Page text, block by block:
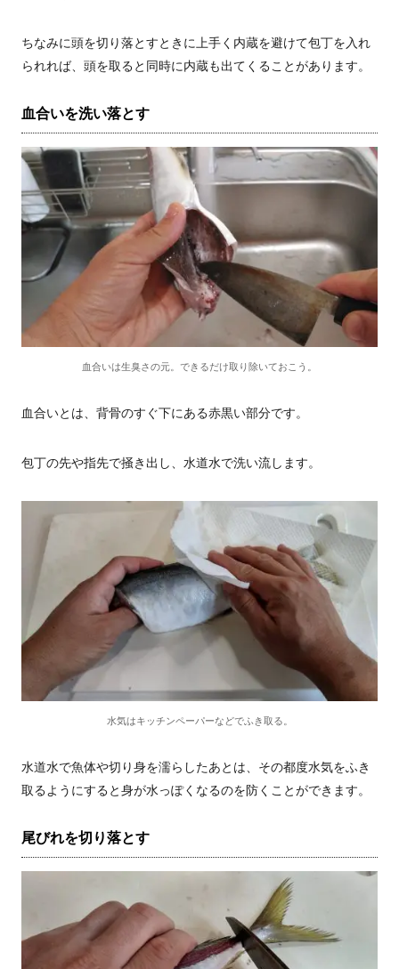
ちなみに頭を切り落とすときに上手く内蔵を避けて包丁を入れ
られれば、頭を取ると同時に内蔵も出てくることがあります。
血合いを洗い落とす
血合いは生臭さの元。できるだけ取り除いておこう。
血合いとは、背骨のすぐ下にある赤黒い部分です。
包丁の先や指先で掻き出し、水道水で洗い流します。
水気はキッチンペーパーなどでふき取る。
水道水で魚体や切り身を濡らしたあとは、その都度水気をふき
取るようにすると身が水っぽくなるのを防くことができます。
尾びれを切り落とす